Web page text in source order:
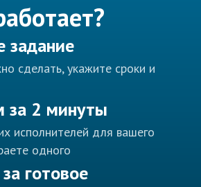
задание
сделать, укажите сроки и
за 2 минуты
исполнителей для вашего
одного
готовое